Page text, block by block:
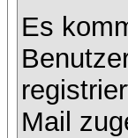
Es
Mail